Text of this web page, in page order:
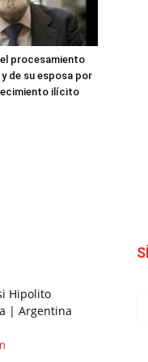
procesamiento
de su esposa por
ilícito
Hipolito
| Argentina